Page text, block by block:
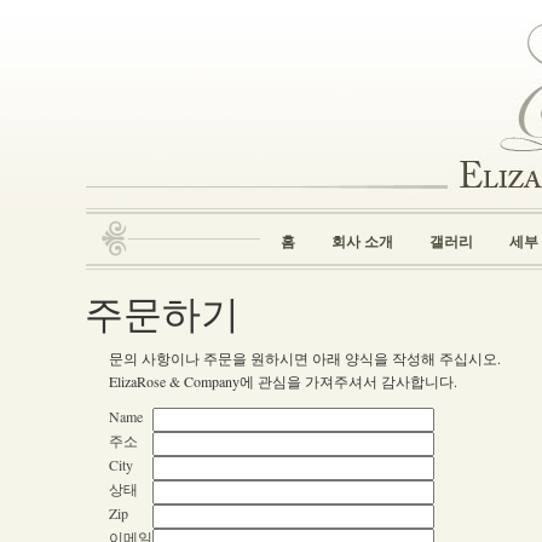
홈 회사 소개 갤러리 세부
주문하기
문의 사항이나 주문을 원하시면 아래 양식을 작성해 주십시오.
ElizaRose & Company에 관심을 가져주셔서 감사합니다.
Name
주소
City
상태
Zip
이메일